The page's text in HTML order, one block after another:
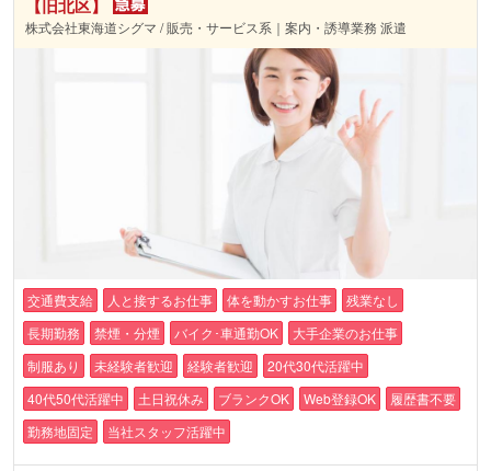
【旧北区】
株式会社東海道シグマ / 販売・サービス系｜案内・誘導業務 派遣
交通費支給 人と接するお仕事 体を動かすお仕事
残業なし
長期勤務
禁煙・分煙 バイク･車通勤OK
大手企業のお仕事
制服あり
未経験者歓迎 経験者歓迎
20代30代活躍中
40代50代活躍中
土日祝休み ブランクOK Web登録OK
履歴書不要
勤務地固定
当社スタッフ活躍中